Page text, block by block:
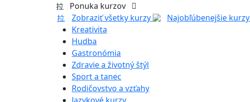
Ponuka kurzov
Zobraziť všetky kurzy
Najobľúbenejšie kurzy
Kreativita
Hudba
Gastronómia
Zdravie a životný štýl
Sport a tanec
Rodičovstvo a vzťahy